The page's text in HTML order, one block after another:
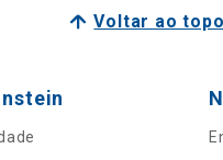
Voltar ao topo